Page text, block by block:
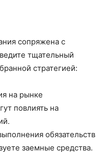
сопряжена с
тщательный
стратегией:
на рынке
повлиять на
обязательств
заемные средства.